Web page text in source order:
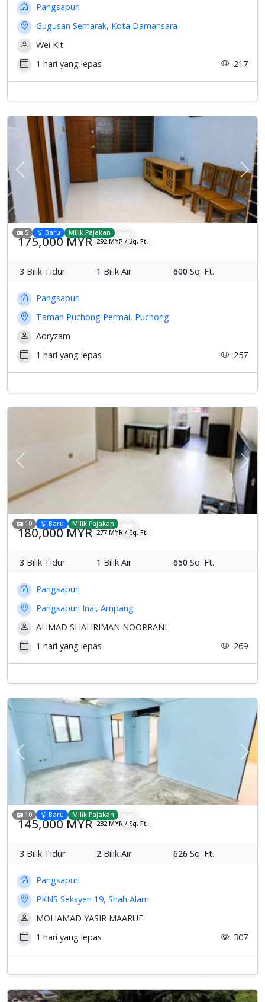
Pangsapuri
Gugusan Semarak, Kota Damansara
Wei Kit
1 hari yang lepas
217
Previous
5 Baru Milik Pajakan
175,000 MYR 292 MYR / Sq. Ft.
3 Bilik Tidur 1 Bilik Air 600 Sq. Ft.
Pangsapuri
Taman Puchong Permai, Puchong
Adryzam
1 hari yang lepas
257
Previous
10 Baru Milik Pajakan
180,000 MYR 277 MYR / Sq. Ft.
3 Bilik Tidur 1 Bilik Air 650 Sq. Ft.
Pangsapuri
Pangsapuri Inai, Ampang
AHMAD SHAHRIMAN NOORRANI
1 hari yang lepas
269
Previous
10 Baru Milik Pajakan
145,000 MYR 232 MYR / Sq. Ft.
3 Bilik Tidur 2 Bilik Air 626 Sq. Ft.
Pangsapuri
PKNS Seksyen 19, Shah Alam
MOHAMAD YASIR MAARUF
1 hari yang lepas
307